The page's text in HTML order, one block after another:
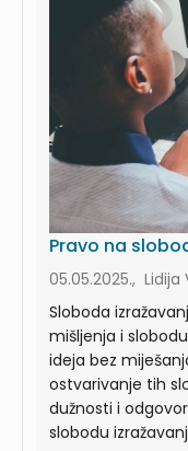
Pravo na
05.05.2025., Lidija
Sloboda
mišljenja i
ideja bez
ostvarivanje tih
dužnosti i
slobodu